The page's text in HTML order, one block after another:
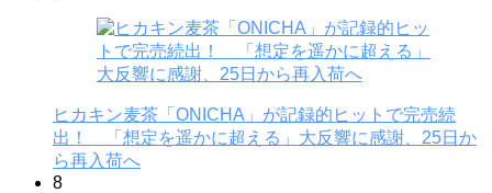
ヒカキン麦茶「ONICHA」が記録的ヒットで完売続
出！ 「想定を遥かに超える」大反響に感謝、25日か
ら再入荷へ
8